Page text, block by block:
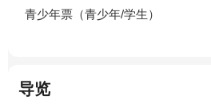
青少年票（青少年/学生）
导览